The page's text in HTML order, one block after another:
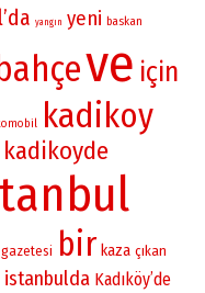
yangın yeni baskan
ve için
kadikoy
kadikoyde
gazetesi bir kaza çıkan
istanbulda Kadıköy’de